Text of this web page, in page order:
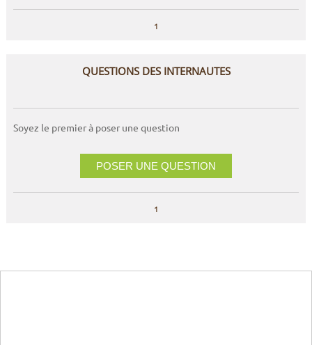
1
QUESTIONS DES INTERNAUTES
Soyez le premier à poser une question
POSER UNE QUESTION
1